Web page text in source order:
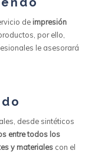
de impresión
por ello,
le asesorará
desde sintéticos
entre todos los
y materiales con el